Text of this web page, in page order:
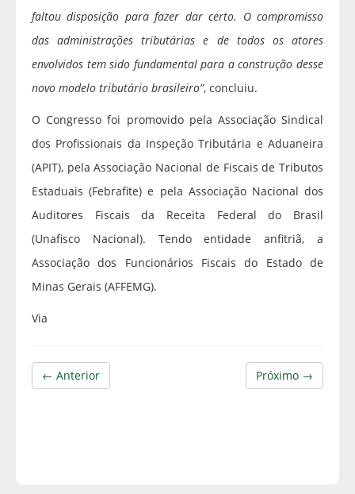
faltou disposição para fazer dar certo. O compromisso
das administrações tributárias e de todos os atores
envolvidos tem sido fundamental para a construção desse
novo modelo tributário brasileiro”, concluiu.
O Congresso foi promovido pela Associação Sindical
dos Profissionais da Inspeção Tributária e Aduaneira
(APIT), pela Associação Nacional de Fiscais de Tributos
Estaduais (Febrafite) e pela Associação Nacional dos
Auditores Fiscais da Receita Federal do Brasil
(Unafisco Nacional). Tendo entidade anfitriã, a
Associação dos Funcionários Fiscais do Estado de
Minas Gerais (AFFEMG).
Via
Próximo →
← Anterior